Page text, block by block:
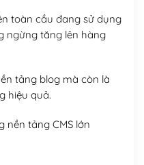
toàn cầu đang sử dụng
ngừng tăng lên hàng
tảng blog mà còn là
hiệu quả.
nền tảng CMS lớn